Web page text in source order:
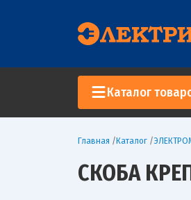
Каталог
Главная /Каталог /
СКОБА